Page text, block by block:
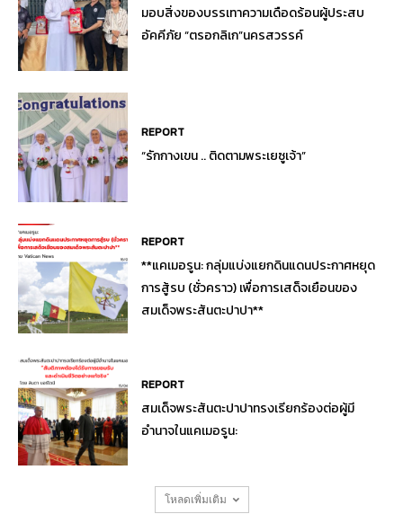
มอบสิ่งของบรรเทาความเดือดร้อนผู้ประสบ
อัคคีภัย “ตรอกลิเก”นครสวรรค์
REPORT
“รักกางเขน .. ติดตามพระเยซูเจ้า”
REPORT
**แคเมอรูน: กลุ่มแบ่งแยกดินแดนประกาศหยุด
การสู้รบ (ชั่วคราว) เพื่อการเสด็จเยือนของ
สมเด็จพระสันตะปาปา**
REPORT
สมเด็จพระสันตะปาปาทรงเรียกร้องต่อผู้มี
อำนาจในแคเมอรูน:
โหลดเพิ่มเติม